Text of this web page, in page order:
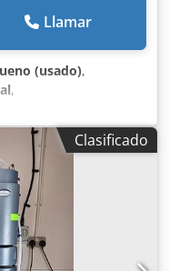
Llamar
(usado),
,
Offset para
y troquelado en línea.
con: • Unidad
• Secado UV Led
5 • Unidad
• Lavador automático
de planchas
cilindro magnético •
• (desmalle) •
Clasificado